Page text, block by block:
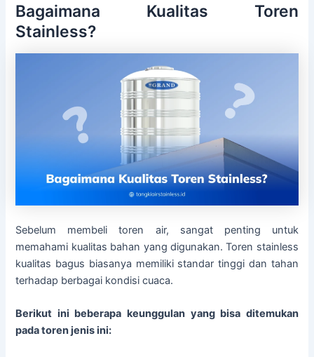
Bagaimana Kualitas Toren
Stainless?
Sebelum membeli toren air, sangat penting untuk
memahami kualitas bahan yang digunakan. Toren stainless
kualitas bagus biasanya memiliki standar tinggi dan tahan
terhadap berbagai kondisi cuaca.
Berikut ini beberapa keunggulan yang bisa ditemukan
pada toren jenis ini: